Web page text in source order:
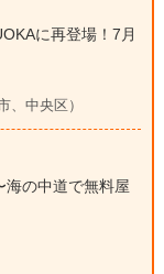
に再登場！7月
中央区）
の中道で無料屋